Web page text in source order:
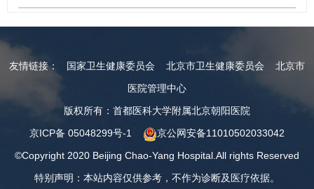
友情链接： 国家卫生健康委员会 北京市卫生健康委员会
北京市
医院管理中心
版权所有：首都医科大学附属北京朝阳医院
京ICP备 05048299号-1
京公网安备11010502033042
©Copyright 2020 Beijing Chao-Yang Hospital.All rights Reserved
特别声明：本站内容仅供参考，不作为诊断及医疗依据。